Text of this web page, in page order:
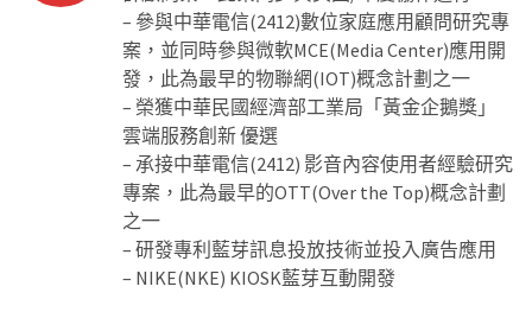
– 參與中華電信(2412)數位家庭應用顧問研究專
案，並同時參與微軟MCE(Media Center)應用開
發，此為最早的物聯網(IOT)概念計劃之一
– 榮獲中華民國經濟部工業局「黃金企鵝獎」
雲端服務創新 優選
– 承接中華電信(2412) 影音內容使用者經驗研究
專案，此為最早的OTT(Over the Top)概念計劃
之一
– 研發專利藍芽訊息投放技術並投入廣告應用
– NIKE(NKE) KIOSK藍芽互動開發